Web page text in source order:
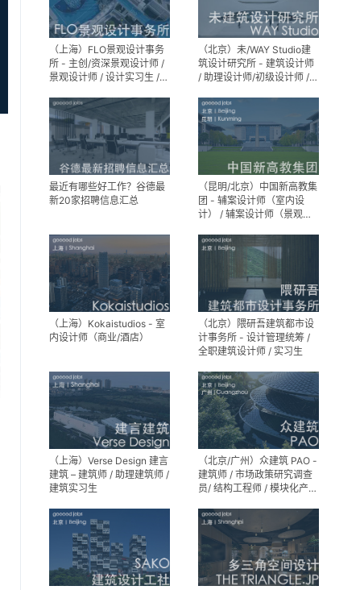
（上海）FLO景观设计事务
所 - 主创/资深景观设计师 /
景观设计师 / 设计实习生 /
设计师
（北京）未/WAY Studio建
筑设计研究所 - 建筑设计师
/ 助理设计师/初级设计师 /
助理
最近有哪些好工作？谷德最
新20家招聘信息汇总
（昆明/北京）中国新高教集
团 - 辅案设计师（室内设
计） / 辅案设计师（景观设
间组长 / 平面设计高级经理 /
展陈设计高级经理
（上海）Kokaistudios - 室
内设计师（商业/酒店）
（北京）隈研吾建筑都市设
计事务所 - 设计管理统筹 /
全职建筑设计师 / 实习生
（上海）Verse Design 建言
建筑 – 建筑师 / 助理建筑师 /
建筑实习生
（北京/广州）众建筑 PAO -
建筑师 / 市场政策研究调查
员/ 结构工程师 / 模块化产品
师 / 机电工程师 / 实习生